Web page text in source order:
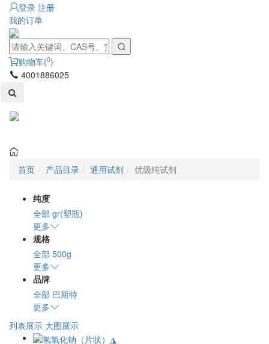
登录 注册
我的订单
购物车(0)
4001886025
首页 产品目录 通用试剂 优级纯试剂
纯度
全部 gr(塑瓶)
更多
规格
全部 500g
更多
品牌
全部 巴斯特
更多
列表展示 大图展示